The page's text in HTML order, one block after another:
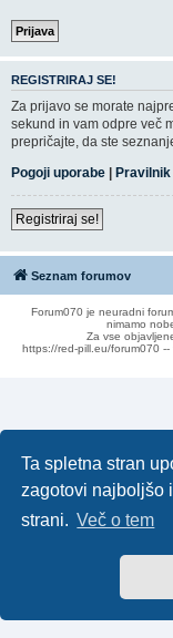
Ta spletna stran
zagotovi najboljšo
strani. Več o tem
REGISTRIRAJ SE!
Za prijavo se morate
sekund in vam odpre več
prepričajte, da ste
Pogoji uporabe | Pravilnik
Registriraj se!
Seznam forumov
Forum070 je neuradni
nimamo
Za vse
https://red-pill.eu/forum070